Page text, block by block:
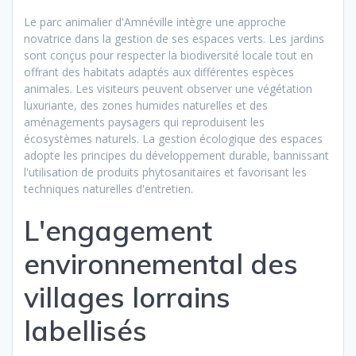
Le parc animalier d'Amnéville intègre une approche
novatrice dans la gestion de ses espaces verts. Les jardins
sont conçus pour respecter la biodiversité locale tout en
offrant des habitats adaptés aux différentes espèces
animales. Les visiteurs peuvent observer une végétation
luxuriante, des zones humides naturelles et des
aménagements paysagers qui reproduisent les
écosystèmes naturels. La gestion écologique des espaces
adopte les principes du développement durable, bannissant
l'utilisation de produits phytosanitaires et favorisant les
techniques naturelles d'entretien.
L'engagement
environnemental des
villages lorrains
labellisés